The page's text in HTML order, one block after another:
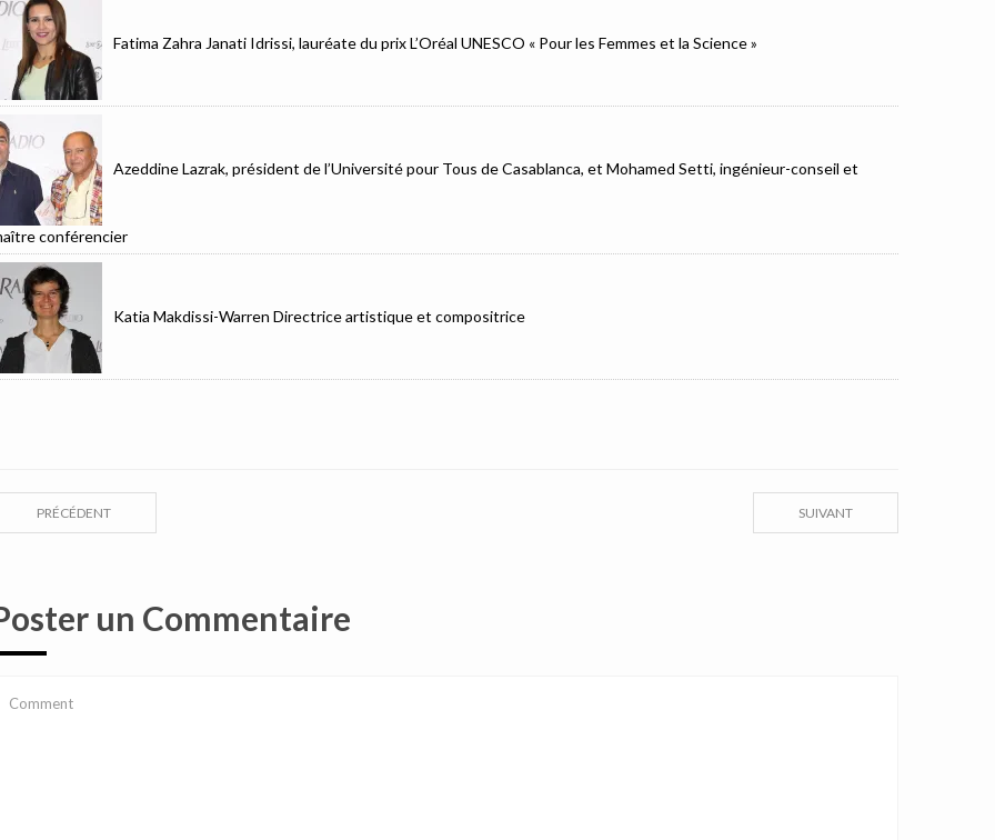
Fatima Zahra Janati Idrissi, lauréate du prix L’Oréal UNESCO « Pour les Femmes et la Science »
Azeddine Lazrak, président de l’Université pour Tous de Casablanca, et Mohamed Setti, ingénieur-conseil et
conférencier
Katia Makdissi-Warren Directrice artistique et compositrice
SUIVANT
PRÉCÉDENT
un Commentaire